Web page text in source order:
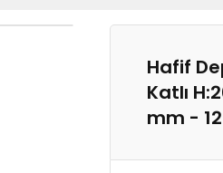
Hafif
Katlı
mm -